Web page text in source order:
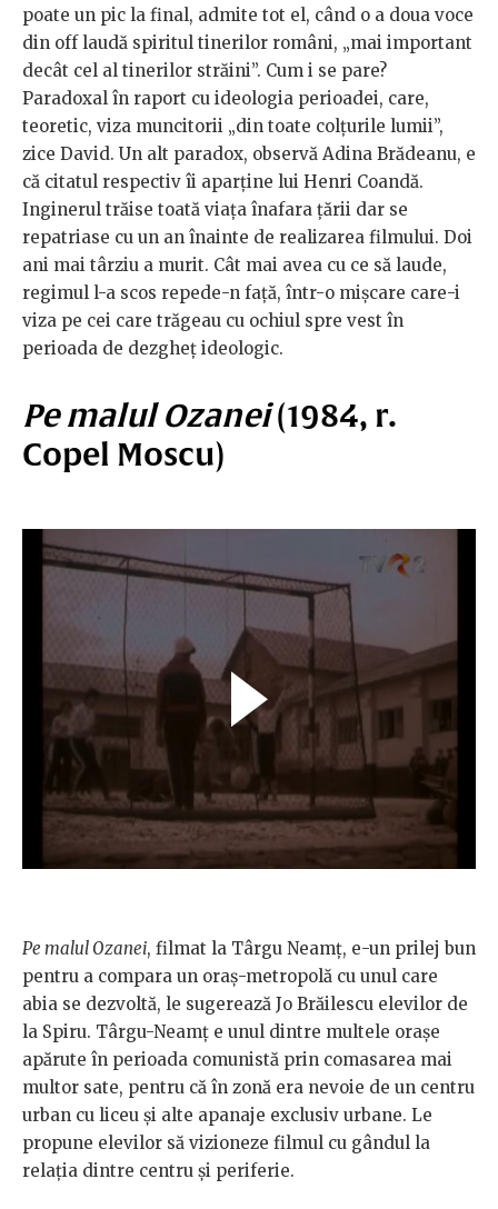
poate un pic la final, admite tot el, când o a doua voce
din off laudă spiritul tinerilor români, „mai important
decât cel al tinerilor străini”. Cum i se pare?
Paradoxal în raport cu ideologia perioadei, care,
teoretic, viza muncitorii „din toate colțurile lumii”,
zice David. Un alt paradox, observă Adina Brădeanu, e
că citatul respectiv îi aparține lui Henri Coandă.
Inginerul trăise toată viața înafara țării dar se
repatriase cu un an înainte de realizarea filmului. Doi
ani mai târziu a murit. Cât mai avea cu ce să laude,
regimul l-a scos repede-n față, într-o mișcare care-i
viza pe cei care trăgeau cu ochiul spre vest în
perioada de dezgheț ideologic.
Pe malul Ozanei(1984, r.
Copel Moscu)
Pe malul Ozanei, filmat la Târgu Neamț, e-un prilej bun
pentru a compara un oraș-metropolă cu unul care
abia se dezvoltă, le sugerează Jo Brăilescu elevilor de
la Spiru. Târgu-Neamț e unul dintre multele orașe
apărute în perioada comunistă prin comasarea mai
multor sate, pentru că în zonă era nevoie de un centru
urban cu liceu și alte apanaje exclusiv urbane. Le
propune elevilor să vizioneze filmul cu gândul la
relația dintre centru și periferie.